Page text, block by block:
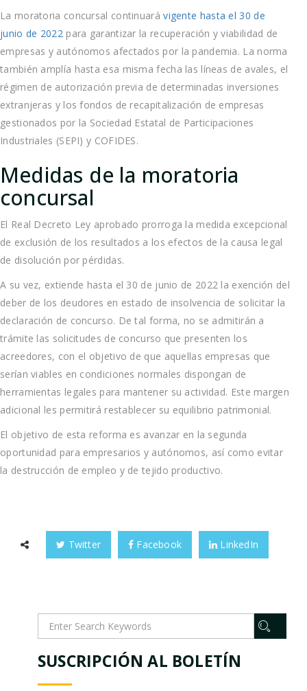
La moratoria concursal continuarávigente hasta el 30 de
junio de 2022para garantizar la recuperación y viabilidad de
empresas y autónomos afectados por la pandemia. La norma
también amplía hasta esa misma fecha las líneas de avales, el
régimen de autorización previa de determinadas inversiones
extranjeras y los fondos de recapitalización de empresas
gestionados por la Sociedad Estatal de Participaciones
Industriales (SEPI) y COFIDES.
Medidas de la moratoria
concursal
El Real Decreto Ley aprobado prorroga la medida excepcional
de exclusión de los resultados a los efectos de la causa legal
de disolución por pérdidas.
A su vez, extiende hasta el 30 de junio de 2022 la exención del
deber de los deudores en estado de insolvencia de solicitar la
declaración de concurso. De tal forma, no se admitirán a
trámite las solicitudes de concurso que presenten los
acreedores, con el objetivo de que aquellas empresas que
serían viables en condiciones normales dispongan de
herramientas legales para mantener su actividad. Este margen
adicional les permitirá restablecer su equilibrio patrimonial.
El objetivo de esta reforma es avanzar en la segunda
oportunidad para empresarios y autónomos, así como evitar
la destrucción de empleo y de tejido productivo.
Twitter Facebook LinkedIn
SUSCRIPCIÓN AL BOLETÍN